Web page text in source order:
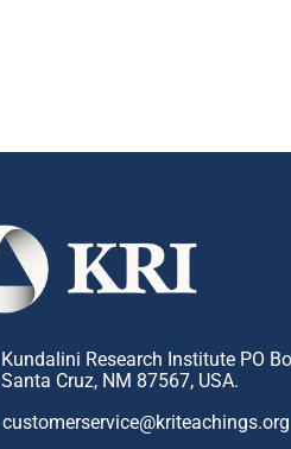
Kundalini Research Institute PO
Santa Cruz, NM 87567, USA.
customerservice@kriteachings.org